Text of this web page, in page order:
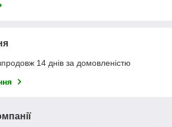
14 днів за домовленістю